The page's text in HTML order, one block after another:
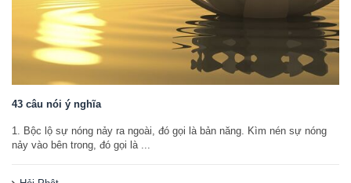
43 câu nói ý nghĩa
1. Bộc lộ sự nóng nảy ra ngoài, đó gọi là bản năng. Kìm nén sự nóng
nảy vào bên trong, đó gọi là ...